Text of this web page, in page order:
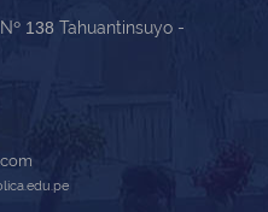
138 Tahuantinsuyo -